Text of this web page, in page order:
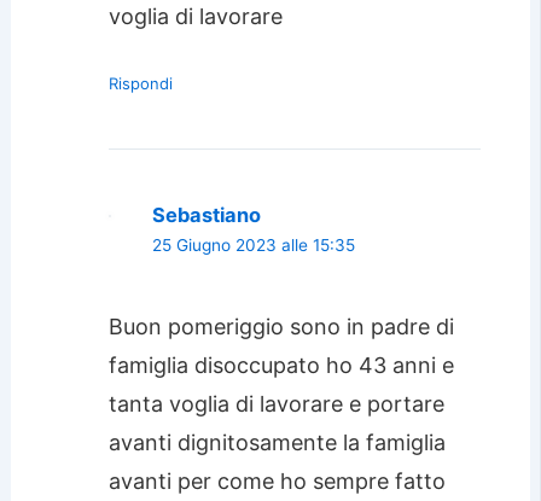
voglia di lavorare
Rispondi
Sebastiano
25 Giugno 2023 alle 15:35
Buon pomeriggio sono in padre di
famiglia disoccupato ho 43 anni e
tanta voglia di lavorare e portare
avanti dignitosamente la famiglia
avanti per come ho sempre fatto